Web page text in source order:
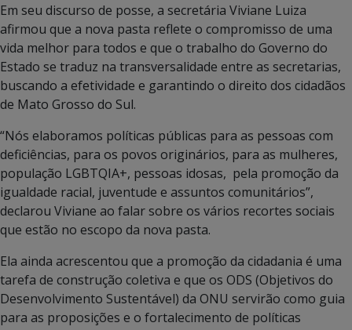
Em seu discurso de posse, a secretária Viviane Luiza
afirmou que a nova pasta reflete o compromisso de uma
vida melhor para todos e que o trabalho do Governo do
Estado se traduz na transversalidade entre as secretarias,
buscando a efetividade e garantindo o direito dos cidadãos
de Mato Grosso do Sul.
“Nós elaboramos políticas públicas para as pessoas com
deficiências, para os povos originários, para as mulheres,
população LGBTQIA+, pessoas idosas, pela promoção da
igualdade racial, juventude e assuntos comunitários”,
declarou Viviane ao falar sobre os vários recortes sociais
que estão no escopo da nova pasta.
Ela ainda acrescentou que a promoção da cidadania é uma
tarefa de construção coletiva e que os ODS (Objetivos do
Desenvolvimento Sustentável) da ONU servirão como guia
para as proposições e o fortalecimento de políticas